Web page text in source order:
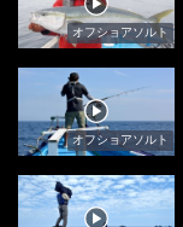
オフショアソルト
オフショアソルト